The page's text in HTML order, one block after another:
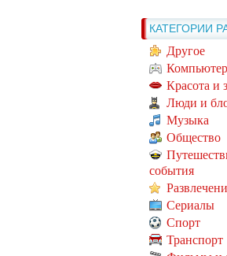
КАТЕГОРИИ
Другое
Красота и
Люди и
Музыка
Общество
события
Сериалы
Спорт
Транспорт